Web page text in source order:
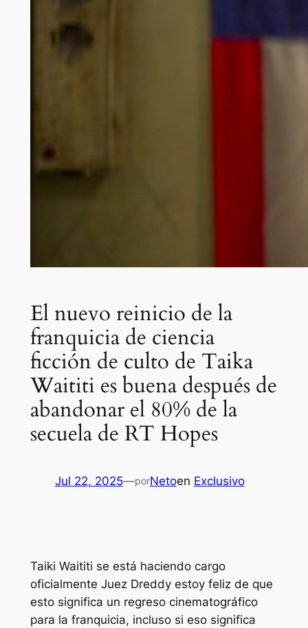
El nuevo reinicio de la
franquicia de ciencia
ficción de culto de Taika
Waititi es buena después de
abandonar el 80% de la
secuela de RT Hopes
Jul 22, 2025—porNetoen Exclusivo
Taiki Waititi se está haciendo cargo
oficialmente Juez Dreddy estoy feliz de que
esto significa un regreso cinematográfico
para la franquicia, incluso si eso significa